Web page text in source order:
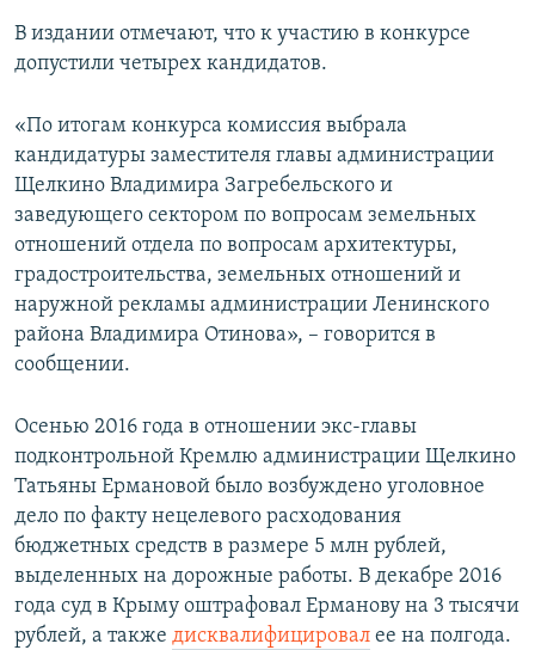
В издании отмечают, что к участию в конкурсе
допустили четырех кандидатов.
«По итогам конкурса комиссия выбрала
кандидатуры заместителя главы администрации
Щелкино Владимира Загребельского и
заведующего сектором по вопросам земельных
отношений отдела по вопросам архитектуры,
градостроительства, земельных отношений и
наружной рекламы администрации Ленинского
района Владимира Отинова», – говорится в
сообщении.
Осенью 2016 года в отношении экс-главы
подконтрольной Кремлю администрации Щелкино
Татьяны Ермановой было возбуждено уголовное
дело по факту нецелевого расходования
бюджетных средств в размере 5 млн рублей,
выделенных на дорожные работы. В декабре 2016
года суд в Крыму оштрафовал Ерманову на 3 тысячи
рублей, а также дисквалифицировал ее на полгода.